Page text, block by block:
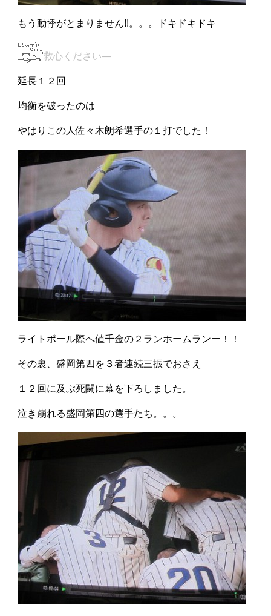
もう動悸がとまりません!!。。。ドキドキドキ
救心ください—
延長１２回
均衡を破ったのは
やはりこの人佐々木朗希選手の１打でした！
ライトポール際へ値千金の２ランホームランー！！
その裏、盛岡第四を３者連続三振でおさえ
１２回に及ぶ死闘に幕を下ろしました。
泣き崩れる盛岡第四の選手たち。。。